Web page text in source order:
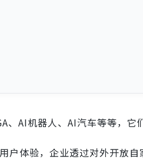
AI机器人、AI汽车等等，它
户体验，企业透过对外开放